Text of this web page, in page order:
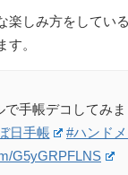
楽しみ方をしてい
。
で手帳デコしてみ
日手帳
#ハンド
G5yGRPFLNS